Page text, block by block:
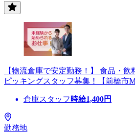
【物流倉庫で安定勤務！】 食品・飲
ピッキングスタッフ募集！【前橋市
倉庫スタッフ 時給1,400円
勤務地